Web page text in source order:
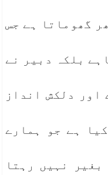
گھوماتا ہے جس
بلکہ دبیر نے
اور دلکش انداز
ہے جو ہمارے
نہیں رہتا